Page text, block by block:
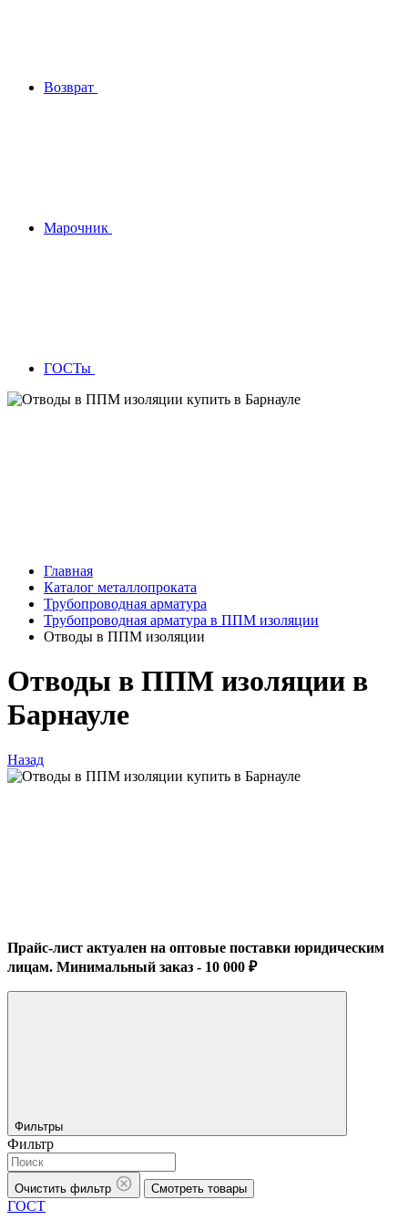
Возврат
Марочник
ГОСТы
Главная
Каталог металлопроката
Трубопроводная арматура
Трубопроводная арматура в ППМ изоляции
Отводы в ППМ изоляции
Отводы в ППМ изоляции в
Барнауле
Назад
Прайс-лист актуален на оптовые поставки юридическим
лицам. Минимальный заказ - 10 000 ₽
Фильтры
Фильтр
Очистить фильтр Смотреть товары
ГОСТ